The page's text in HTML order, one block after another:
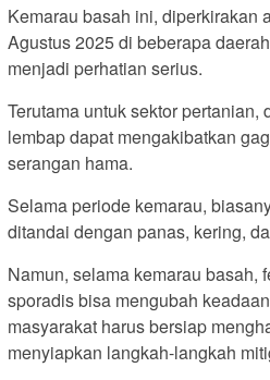
Kemarau basah ini, diperkirakan
Agustus 2025 di beberapa
menjadi perhatian serius.
Terutama untuk sektor pertanian,
lembap dapat mengakibatkan
serangan hama.
Selama periode kemarau,
ditandai dengan panas, kering,
Namun, selama kemarau basah,
sporadis bisa mengubah
masyarakat harus bersiap
menyiapkan langkah-langkah